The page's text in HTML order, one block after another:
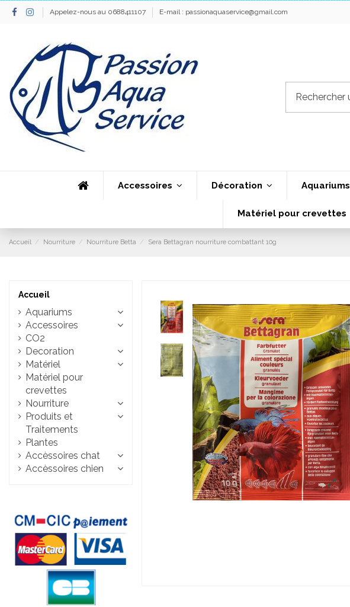
Appelez-nous au 0688411107 E-mail : passionaquaservice@gmail.com
Accessoires Décoration Aquariums
Matériel pour crevettes
Accueil Nourriture Nourriture Betta Sera Bettagran nourriture combattant 10g
Accueil
Aquariums
Accessoires
CO2
Decoration
Matériel
Matériel pour
crevettes
Nourriture
Produits et
Traitements
Plantes
Accèssoires chat
Accèssoires chien